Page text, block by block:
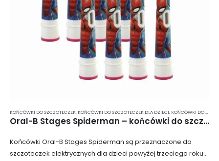
KOŃCÓWKI DO SZCZOTECZEK, KOŃCÓWKI DO SZCZOTECZEK DLA DZIECI, KOŃCÓWKI DO SZCZOTECZKI ELEKTRYCZNEJ
Oral-B Stages Spiderman – końcówki do szczoteczki elektrycznej dla dzieci 8 szt.
Końcówki Oral-B Stages Spiderman są przeznaczone do
szczoteczek elektrycznych dla dzieci powyżej trzeciego roku